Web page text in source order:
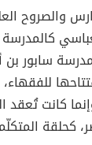
والصروح
كالمدرسة
سابور بن
كانت تُعقد
كحلقة